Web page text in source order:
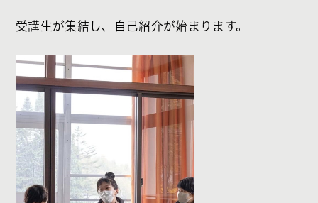
受講生が集結し、自己紹介が始まります。